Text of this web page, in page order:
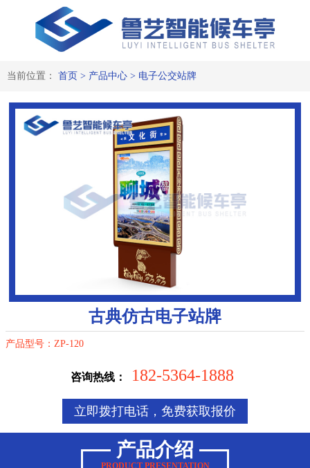
当前位置： 首页 > 产品中心> 电子公交站牌
古典仿古电子站牌
产品型号：ZP-120
咨询热线： 182-5364-1888
立即拨打电话，免费获取报价
产品介绍
PRODUCT PRESENTATION